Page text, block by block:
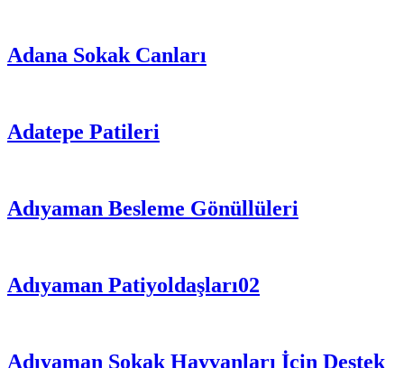
Adana Sokak Canları
Adatepe Patileri
Adıyaman Besleme Gönüllüleri
Adıyaman Patiyoldaşları02
Adıyaman Sokak Hayvanları İçin Destek